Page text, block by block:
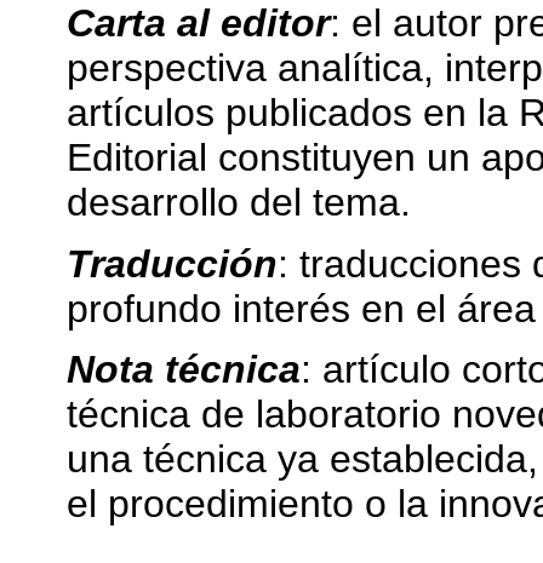
Carta al editor: el autor
perspectiva analítica,
artículos publicados en la
Editorial constituyen un
desarrollo del tema.
Traducción: traducciones
profundo interés en el
Nota técnica: artículo
técnica de laboratorio
una técnica ya
el procedimiento o la